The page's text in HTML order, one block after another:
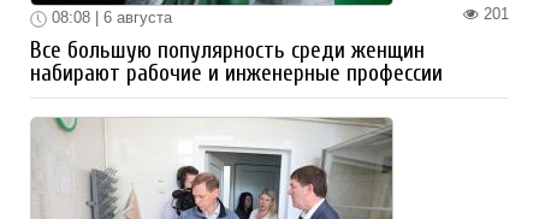
201
08:08 | 6 августа
Все большую популярность среди женщин
набирают рабочие и инженерные профессии